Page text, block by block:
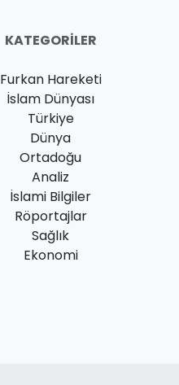
KATEGORILER
Furkan Hareketi
İslam Dünyası
Türkiye
Dünya
Ortadoğu
Analiz
İslami Bilgiler
Röportajlar
Sağlık
Ekonomi